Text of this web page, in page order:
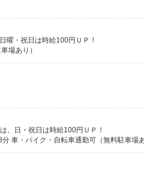
曜・祝日は時給100円ＵＰ！
場あり）
、日・祝日は時給100円ＵＰ！
車・バイク・自転車通勤可（無料駐車場